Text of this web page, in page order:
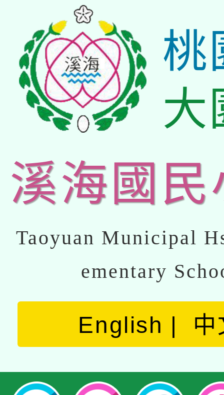
桃
大
溪海國民
Taoyuan Municipal
ementary
English 中